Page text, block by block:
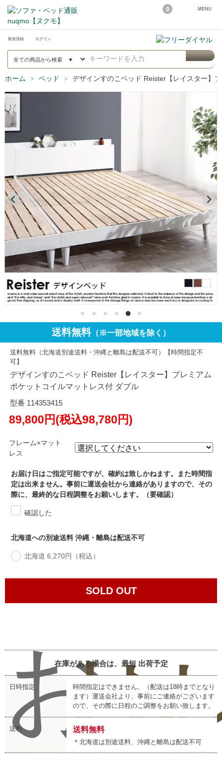
0 MENU
新規登録 ログイン
ホーム ベッド デザインすのこベッド Reister【レイスター】
送料無料（※一部地域を除く）
送料無料（北海道別途送料・沖縄と離島は配送不可）【時間指定不
可】
デザインすのこベッド Reister【レイスター】プレミアム
ポケットコイルマットレス付 ダブル
型番 114353415
89,800円(税込98,780円)
フレーム×マット
レス
お届け日はご指定可能ですが、確約は致しかねます。また時間指
定は出来ません。事前に運送会社から連絡がありますので、その
際に、最終的な日程調整をお願いします。（要確認）
確認した
北海道への別途送料 沖縄・離島は配送不可
北海道 6,270円（税込）
SOLD OUT
おおレ
在庫がある場合は、最短 出荷予定
日時指定
時間指定はできません。（配送は18時までとなり
ます）運送会社より、事前にご連絡がございます
ので、その際に日程のご調整をお願い致します。
送料 送料無料
＊北海道は別途送料、沖縄と離島は配送不可